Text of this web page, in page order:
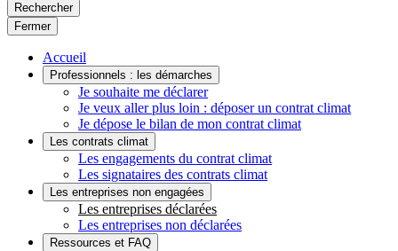
Rechercher
Fermer
Accueil
Professionnels : les démarches
Je souhaite me déclarer
Je veux aller plus loin : déposer un contrat climat
Je dépose le bilan de mon contrat climat
Les contrats climat
Les engagements du contrat climat
Les signataires des contrats climat
Les entreprises non engagées
Les entreprises déclarées
Les entreprises non déclarées
Ressources et FAQ